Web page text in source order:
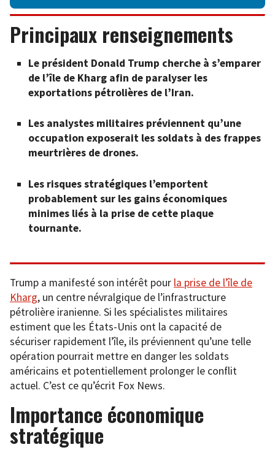
Principaux renseignements
Le président Donald Trump cherche à s’emparer
de l’île de Kharg afin de paralyser les
exportations pétrolières de l’Iran.
Les analystes militaires préviennent qu’une
occupation exposerait les soldats à des frappes
meurtrières de drones.
Les risques stratégiques l’emportent
probablement sur les gains économiques
minimes liés à la prise de cette plaque
tournante.
Trump a manifesté son intérêt pour la prise de l’île de
Kharg, un centre névralgique de l’infrastructure
pétrolière iranienne. Si les spécialistes militaires
estiment que les États-Unis ont la capacité de
sécuriser rapidement l’île, ils préviennent qu’une telle
opération pourrait mettre en danger les soldats
américains et potentiellement prolonger le conflit
actuel. C’est ce qu’écrit Fox News.
Importance économique
stratégique